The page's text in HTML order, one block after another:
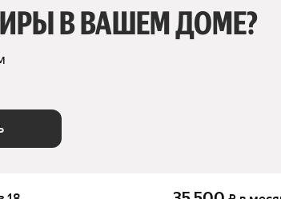
В ВАШЕМ ДОМЕ?